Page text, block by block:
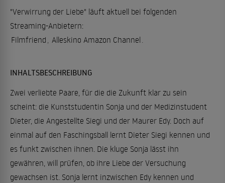
"Verwirrung der Liebe" läuft aktuell bei folgenden
Streaming-Anbietern:
Filmfriend , Alleskino Amazon Channel .
INHALTSBESCHREIBUNG
Zwei verliebte Paare, für die die Zukunft klar zu sein
scheint: die Kunststudentin Sonja und der Medizinstudent
Dieter, die Angestellte Siegi und der Maurer Edy. Doch auf
einmal auf den Faschingsball lernt Dieter Siegi kennen und
es funkt zwischen ihnen. Die kluge Sonja lässt ihn
gewähren, will prüfen, ob ihre Liebe der Versuchung
gewachsen ist. Sonja lernt inzwischen Edy kennen und